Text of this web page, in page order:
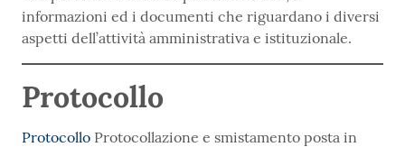
informazioni ed i documenti che riguardano i diversi
aspetti dell’attività amministrativa e istituzionale.
Protocollo
Protocollo Protocollazione e smistamento posta in